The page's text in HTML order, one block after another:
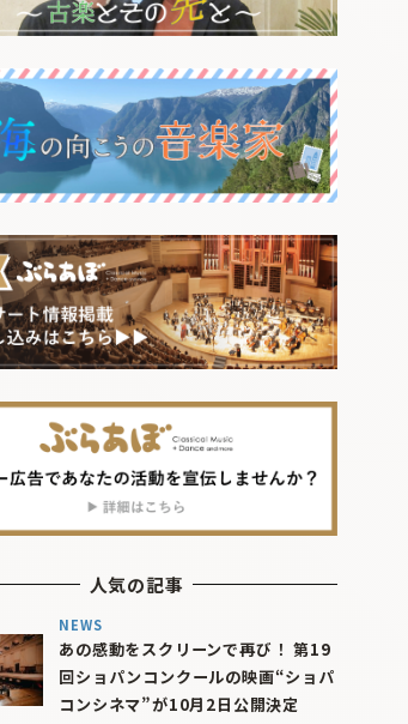
人気の記事
NEWS
あの感動をスクリーンで再び！ 第19
回ショパンコンクールの映画“ショパ
コンシネマ”が10月2日公開決定